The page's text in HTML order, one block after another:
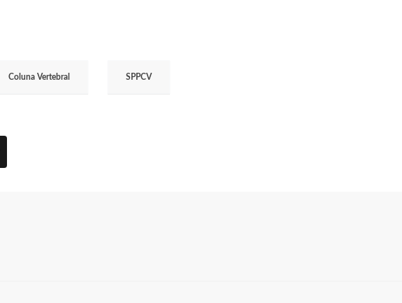
Coluna Vertebral SPPCV